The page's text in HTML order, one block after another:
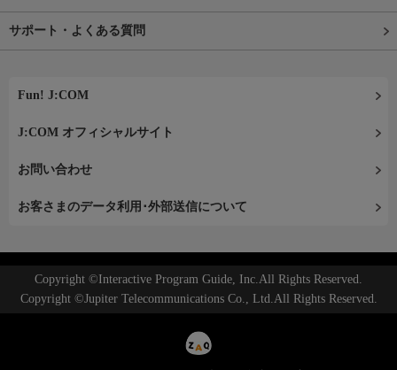
サポート・よくある質問
Fun! J:COM
J:COM オフィシャルサイト
お問い合わせ
お客さまのデータ利用･外部送信について
Copyright ©Interactive Program Guide, Inc.All Rights Reserved.
Copyright ©Jupiter Telecommunications Co., Ltd.All Rights Reserved.